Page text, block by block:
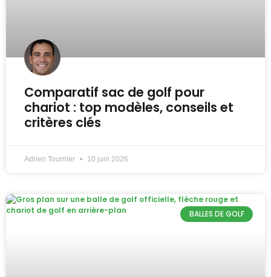
Comparatif sac de golf pour
chariot : top modèles, conseils et
critères clés
Adrien Tournier 10 juin 2026
BALLES DE GOLF